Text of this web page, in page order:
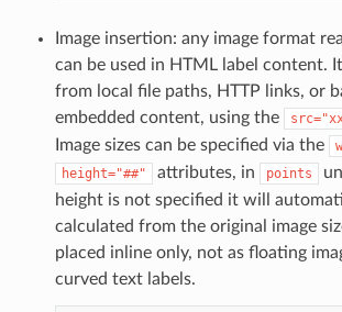
Image insertion: any image format
can be used in HTML label content.
from local file paths, HTTP links, or
embedded content, using the
Image sizes can be specified via the
height="##" attributes, in points
height is not specified it will
calculated from the original image
placed inline only, not as floating
curved text labels.